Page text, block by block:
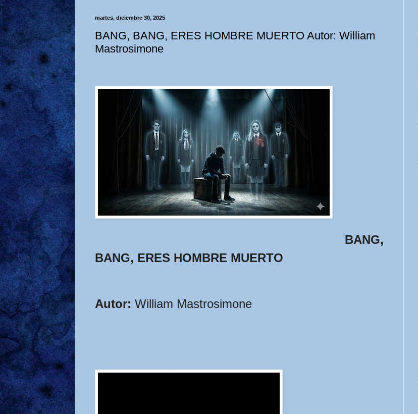
martes, diciembre 30, 2025
BANG, BANG, ERES HOMBRE MUERTO Autor: William
Mastrosimone
BANG,
BANG, ERES HOMBRE MUERTO
Autor: William Mastrosimone